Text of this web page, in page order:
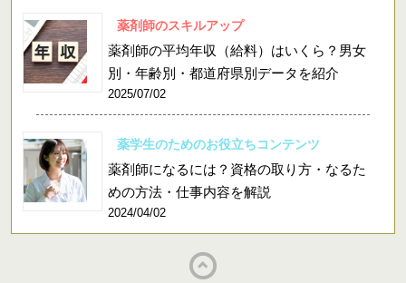
薬剤師のスキルアップ
薬剤師の平均年収（給料）はいくら？男女
別・年齢別・都道府県別データを紹介
2025/07/02
薬学生のためのお役立ちコンテンツ
薬剤師になるには？資格の取り方・なるた
めの方法・仕事内容を解説
2024/04/02